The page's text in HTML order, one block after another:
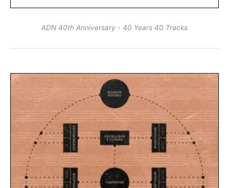
ADN 40th Anniversary - 40 Years 40 Tracks